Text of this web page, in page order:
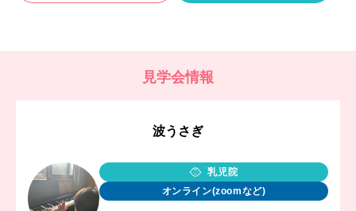
見学会情報
波うさぎ
乳児院
オンライン(zoomなど)